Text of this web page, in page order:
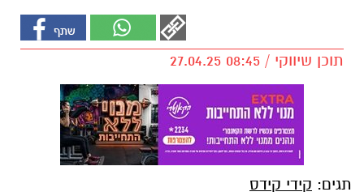
תוכן שיווקי / 08:45 27.04.25
תגים: קידי קידס